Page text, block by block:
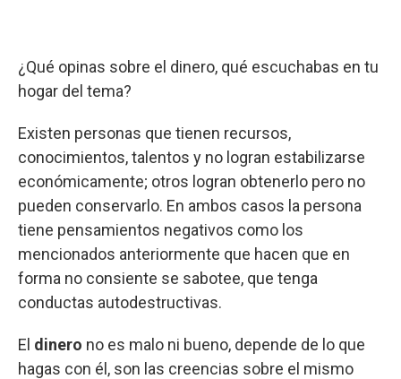
¿Qué opinas sobre el dinero, qué escuchabas en tu
hogar del tema?
Existen personas que tienen recursos,
conocimientos, talentos y no logran estabilizarse
económicamente; otros logran obtenerlo pero no
pueden conservarlo. En ambos casos la persona
tiene pensamientos negativos como los
mencionados anteriormente que hacen que en
forma no consiente se sabotee, que tenga
conductas autodestructivas.
El dinero no es malo ni bueno, depende de lo que
hagas con él, son las creencias sobre el mismo